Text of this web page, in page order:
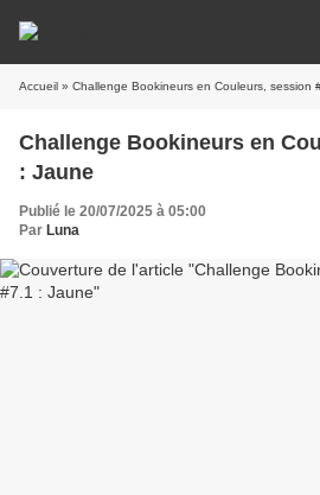
Accueil » Challenge Bookineurs en Couleurs, session
Challenge Bookineurs en
: Jaune
Publié le 20/07/2025 à 05:00
Par Luna